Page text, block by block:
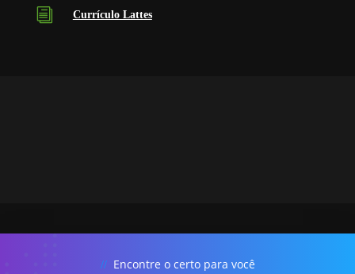
i
Currículo Lattes
// Encontre o certo para você